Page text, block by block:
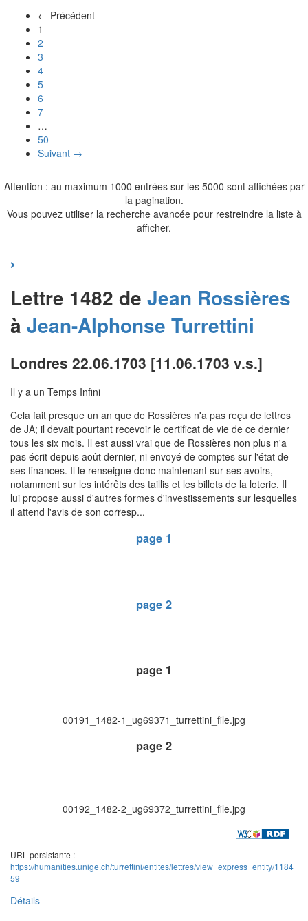
← Précédent
1
2
3
4
5
6
7
…
50
Suivant →
Attention : au maximum 1000 entrées sur les 5000 sont affichées par
la pagination.
Vous pouvez utiliser la recherche avancée pour restreindre la liste à
afficher.
Lettre 1482 de Jean Rossières
à Jean-Alphonse Turrettini
Londres 22.06.1703 [11.06.1703 v.s.]
Il y a un Temps Infini
Cela fait presque un an que de Rossières n'a pas reçu de lettres
de JA; il devait pourtant recevoir le certificat de vie de ce dernier
tous les six mois. Il est aussi vrai que de Rossières non plus n'a
pas écrit depuis août dernier, ni envoyé de comptes sur l'état de
ses finances. Il le renseigne donc maintenant sur ses avoirs,
notamment sur les intérêts des taillis et les billets de la loterie. Il
lui propose aussi d'autres formes d'investissements sur lesquelles
il attend l'avis de son corresp...
page 1
page 2
page 1
00191_1482-1_ug69371_turrettini_file.jpg
page 2
00192_1482-2_ug69372_turrettini_file.jpg
URL persistante :
https://humanities.unige.ch/turrettini/entites/lettres/view_express_entity/1184
59
Détails